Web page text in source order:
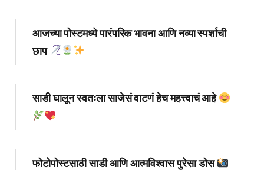
आजच्या पोस्टमध्ये पारंपरिक भावना आणि नव्या स्पर्शाची
छाप
साडी घालून स्वतःला साजेसं वाटणं हेच महत्त्वाचं आहे
फोटोपोस्टसाठी साडी आणि आत्मविश्वास पुरेसा डोस